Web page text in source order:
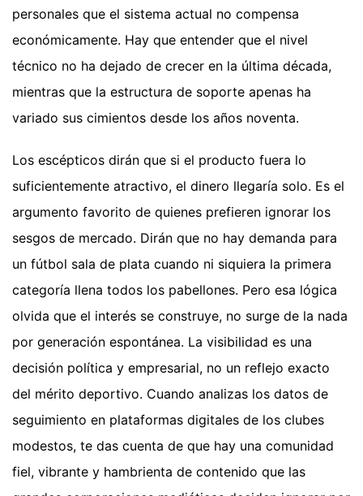
personales que el sistema actual no compensa
económicamente. Hay que entender que el nivel
técnico no ha dejado de crecer en la última década,
mientras que la estructura de soporte apenas ha
variado sus cimientos desde los años noventa.
Los escépticos dirán que si el producto fuera lo
suficientemente atractivo, el dinero llegaría solo. Es el
argumento favorito de quienes prefieren ignorar los
sesgos de mercado. Dirán que no hay demanda para
un fútbol sala de plata cuando ni siquiera la primera
categoría llena todos los pabellones. Pero esa lógica
olvida que el interés se construye, no surge de la nada
por generación espontánea. La visibilidad es una
decisión política y empresarial, no un reflejo exacto
del mérito deportivo. Cuando analizas los datos de
seguimiento en plataformas digitales de los clubes
modestos, te das cuenta de que hay una comunidad
fiel, vibrante y hambrienta de contenido que las